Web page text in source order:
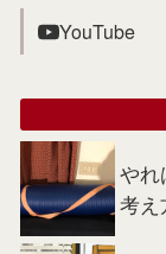
YouTube
やれ
考え